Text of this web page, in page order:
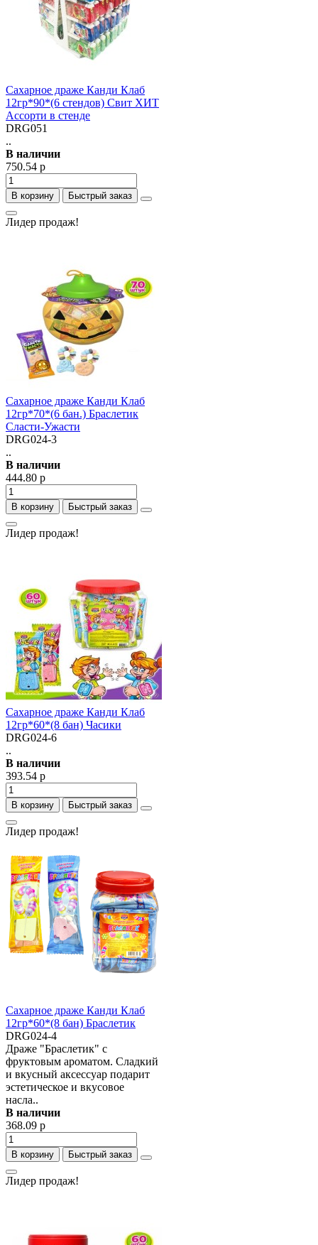
Сахарное драже Канди Клаб
12гр*90*(6 стендов) Свит ХИТ
Ассорти в стенде
DRG051
..
В наличии
750.54 р
В корзину Быстрый заказ
Лидер продаж!
Сахарное драже Канди Клаб
12гр*70*(6 бан.) Браслетик
Сласти-Ужасти
DRG024-3
..
В наличии
444.80 р
В корзину Быстрый заказ
Лидер продаж!
Сахарное драже Канди Клаб
12гр*60*(8 бан) Часики
DRG024-6
..
В наличии
393.54 р
В корзину Быстрый заказ
Лидер продаж!
Сахарное драже Канди Клаб
12гр*60*(8 бан) Браслетик
DRG024-4
Драже "Браслетик" с
фруктовым ароматом. Сладкий
и вкусный аксессуар подарит
эстетическое и вкусовое
насла..
В наличии
368.09 р
В корзину Быстрый заказ
Лидер продаж!